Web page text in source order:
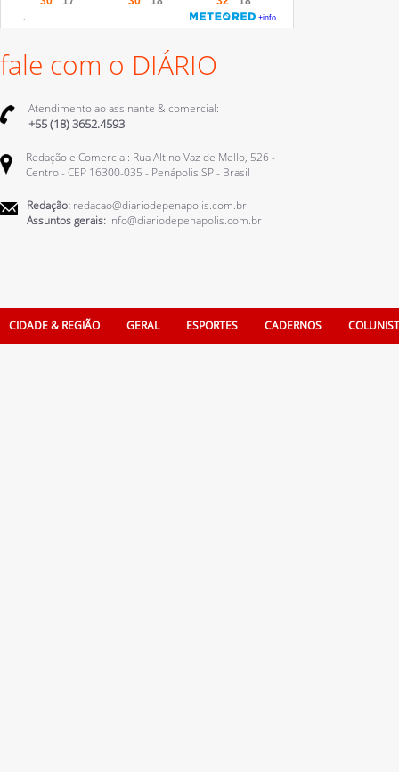
fale com o DIÁRIO
Atendimento ao assinante & comercial:
+55 (18) 3652.4593
Redação e Comercial: Rua Altino Vaz de Mello, 526 -
Centro - CEP 16300-035 - Penápolis SP - Brasil
Redação: redacao@diariodepenapolis.com.br
Assuntos gerais: info@diariodepenapolis.com.br
CIDADE & REGIÃO GERAL ESPORTES CADERNOS